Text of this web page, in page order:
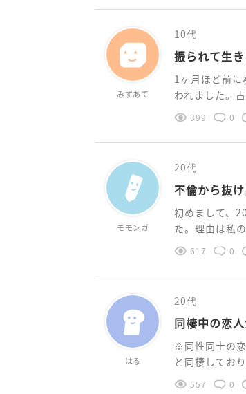
みずあて
10代
振られて生
1ヶ月ほど前
われました。
399 0
モモンガ
20代
不倫から抜
初めまして、
た。理由は私
617 0
はる
20代
同棲中の恋
※同性同士の
と同棲してお
557 0